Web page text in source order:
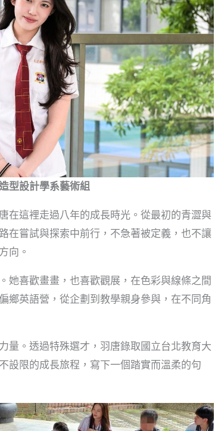
型設計學系藝術組
在這裡走過八年的成長時光。從最初的青澀與
在嘗試與探索中前行，不急著被定義，也不讓
向。
她喜歡畫畫，也喜歡觀展，在色彩與線條之間
鄉英語營，從企劃到教學親身參與，在不同角
量。透過特殊選才，羽唐錄取國立台北教育大
設限的成長旅程，寫下一個踏實而溫柔的句